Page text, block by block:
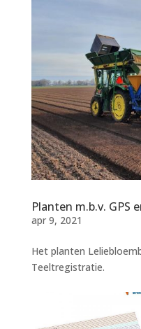
Planten m.b.v. GPS
apr 9, 2021
Het planten
Teeltregistratie.